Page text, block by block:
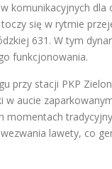
komunikacyjnych dla
się w rytmie
631. W tym
funkcjonowania.
przy stacji PKP
w aucie
momentach
lawety, co